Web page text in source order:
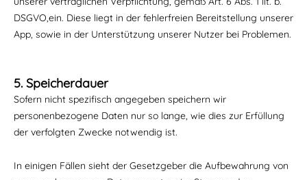
DSGVO,ein. Diese liegt in der fehlerfreien Bereitstellung unserer
App, sowie in der Unterstützung unserer Nutzer bei Problemen.
5. Speicherdauer
Sofern nicht spezifisch angegeben speichern wir
personenbezogene Daten nur so lange, wie dies zur Erfüllung
der verfolgten Zwecke notwendig ist.
In einigen Fällen sieht der Gesetzgeber die Aufbewahrung von